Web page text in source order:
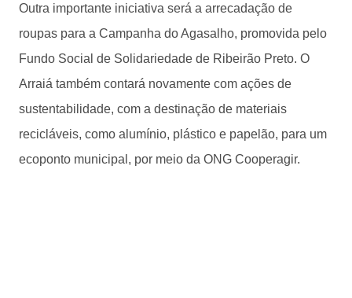
Outra importante iniciativa será a arrecadação de
roupas para a Campanha do Agasalho, promovida pelo
Fundo Social de Solidariedade de Ribeirão Preto. O
Arraiá também contará novamente com ações de
sustentabilidade, com a destinação de materiais
recicláveis, como alumínio, plástico e papelão, para um
ecoponto municipal, por meio da ONG Cooperagir.